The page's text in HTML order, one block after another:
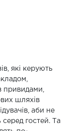
які керують
привидами,
шляхів
аби не
серед гостей. Та